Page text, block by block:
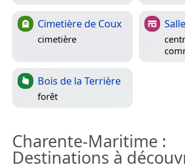
Cimetière de Coux
cimetière
Bois de la Terrière
forêt
Charente-Maritime :
Destinations à